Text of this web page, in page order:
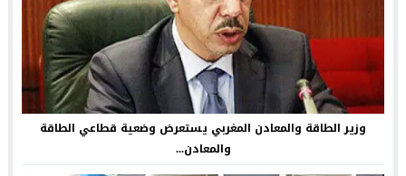
وزير الطاقة والمعادن المغربي يستعرض وضعية قطاعي الطاقة
والمعادن...